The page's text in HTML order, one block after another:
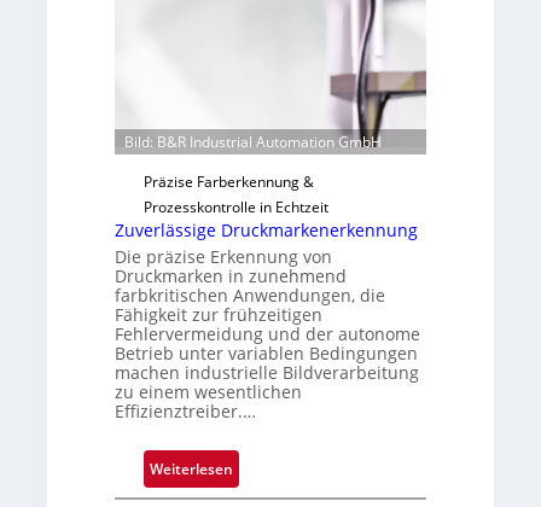
n
u
Bild: B&R Industrial Automation GmbH
Präzise Farberkennung &
Prozesskontrolle in Echtzeit
Zuverlässige Druckmarkenerkennung
Die präzise Erkennung von
Druckmarken in zunehmend
farbkritischen Anwendungen, die
Fähigkeit zur frühzeitigen
Fehlervermeidung und der autonome
Betrieb unter variablen Bedingungen
machen industrielle Bildverarbeitung
zu einem wesentlichen
Effizienztreiber.…
Weiterlesen:
Z